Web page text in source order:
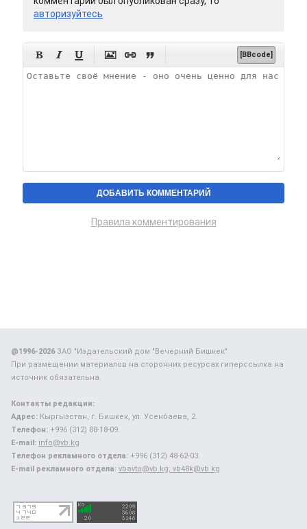
авторизуйтесь
      [BBcode]
Правила комментирования
@1996-2026ЗАО "Издательский дом "Вечерний Бишкек"
При размещении материалов на сторонних ресурсах гиперссылка на
источник обязательна.
Контакты редакции:
Адрес: Кыргызстан, г. Бишкек, ул. Усенбаева, 2.
Телефон: +996 (312) 88-18-09.
E-mail: info@vb.kg
Телефон рекламного отдела: +996 (312) 48-62-03.
E-mail рекламного отдела: vbavto@vb.kg, vb48k@vb.kg